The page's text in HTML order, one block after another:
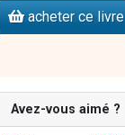
acheter ce livre
Avez-vous aimé ?